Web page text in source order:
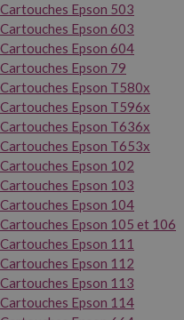
Cartouches Epson 503
Cartouches Epson 603
Cartouches Epson 604
Cartouches Epson 79
Cartouches Epson T580x
Cartouches Epson T596x
Cartouches Epson T636x
Cartouches Epson T653x
Cartouches Epson 102
Cartouches Epson 103
Cartouches Epson 104
Cartouches Epson 105 et 106
Cartouches Epson 111
Cartouches Epson 112
Cartouches Epson 113
Cartouches Epson 114